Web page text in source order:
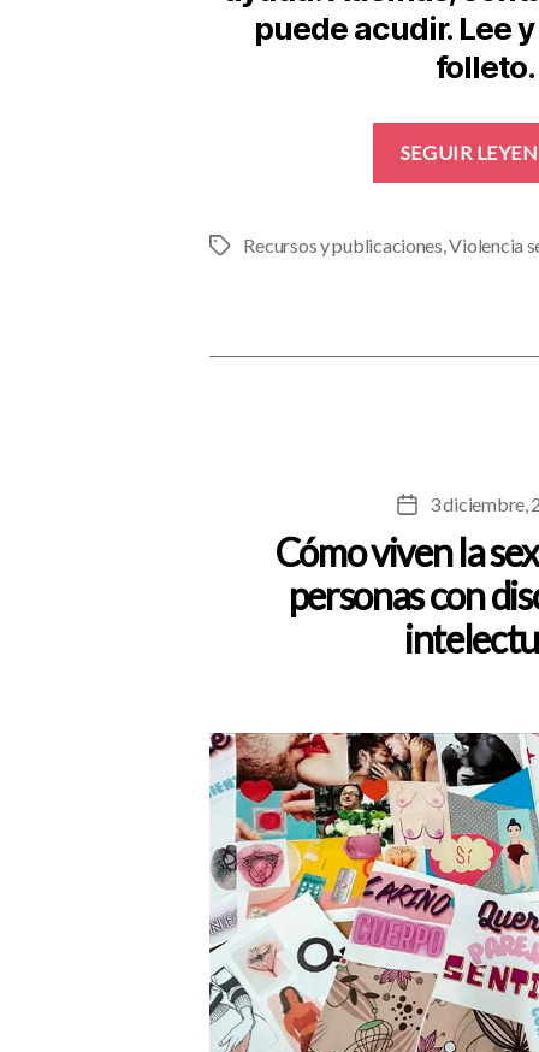
puede acudir. Lee
folleto.
SEGUIR
EtiquetasRecursos y publicaciones,Violencia
Fecha
de
la
entrada
3 diciembre,
Cómo viven la
personas con